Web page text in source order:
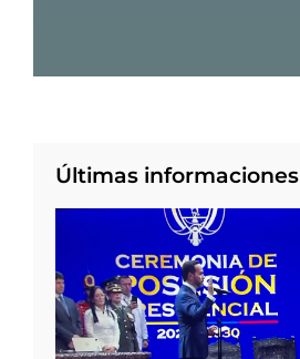
Últimas informaciones